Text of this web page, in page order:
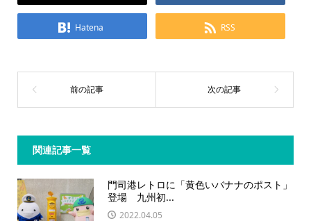
Hatena RSS
関連記事一覧
門司港レトロに「黄色いバナナのポスト」
登場 九州初...
2022.04.05